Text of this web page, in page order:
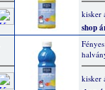
kisker
shop
kisker